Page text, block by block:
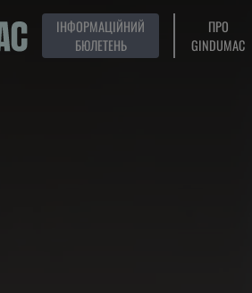
ІНФОРМАЦІЙНИЙ
БЮЛЕТЕНЬ
ПРО
GINDUMAC